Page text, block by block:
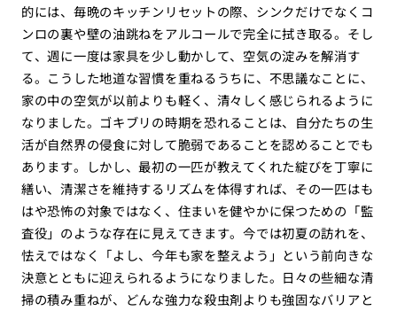
的には、毎晩のキッチンリセットの際、シンクだけでなくコ
ンロの裏や壁の油跳ねをアルコールで完全に拭き取る。そし
て、週に一度は家具を少し動かして、空気の淀みを解消す
る。こうした地道な習慣を重ねるうちに、不思議なことに、
家の中の空気が以前よりも軽く、清々しく感じられるように
なりました。ゴキブリの時期を恐れることは、自分たちの生
活が自然界の侵食に対して脆弱であることを認めることでも
あります。しかし、最初の一匹が教えてくれた綻びを丁寧に
繕い、清潔さを維持するリズムを体得すれば、その一匹はも
はや恐怖の対象ではなく、住まいを健やかに保つための「監
査役」のような存在に見えてきます。今では初夏の訪れを、
怯えではなく「よし、今年も家を整えよう」という前向きな
決意とともに迎えられるようになりました。日々の些細な清
掃の積み重ねが、どんな強力な殺虫剤よりも強固なバリアと